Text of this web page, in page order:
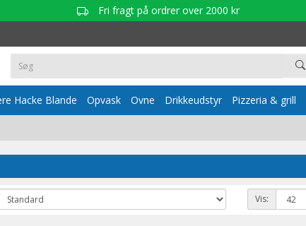
Fri fragt på ordrer over 2000 kr
Hacke Blande Opvask Ovne Drikkeudstyr Pizzeria & grill
Vis: